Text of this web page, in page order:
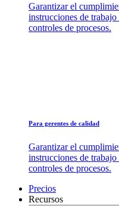
Garantizar el
instrucciones de
controles de procesos.
Para gerentes de calidad
Garantizar el
instrucciones de
controles de procesos.
Precios
Recursos